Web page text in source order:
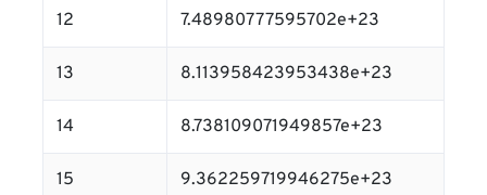
12 7.48980777595702e+23
13 8.113958423953438e+23
14 8.738109071949857e+23
15 9.362259719946275e+23